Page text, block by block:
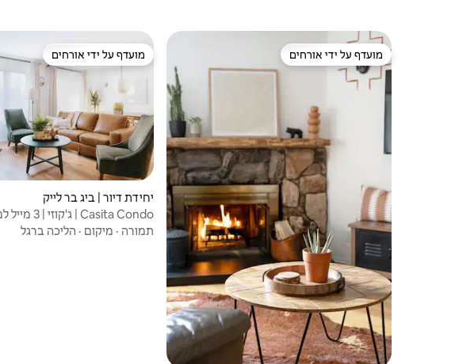
מועדף על ידי אורחים
מועדף על ידי אורחים מועדף על ידי אורחים
מועדף על ידי אורחים
יחידת דיור | ביג בר לייק
Casita Condo | ג'קוזי | 3 מייל למדרונות
תמורה · מיקום · הליכה ברגל